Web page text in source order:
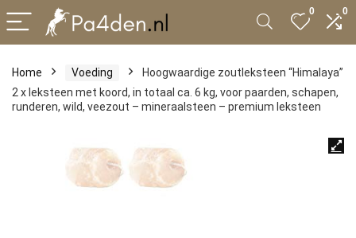
0 0
Home Voeding
Hoogwaardige zoutleksteen “Himalaya”
2 x leksteen met koord, in totaal ca. 6 kg, voor paarden, schapen,
runderen, wild, veezout – mineraalsteen – premium leksteen